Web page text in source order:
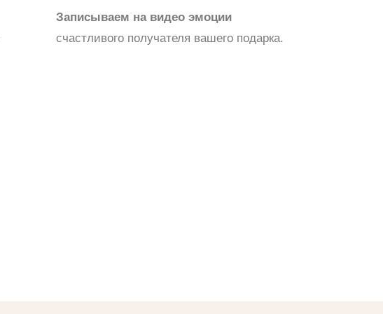
Записываем на видео эмоции
счастливого получателя вашего подарка.